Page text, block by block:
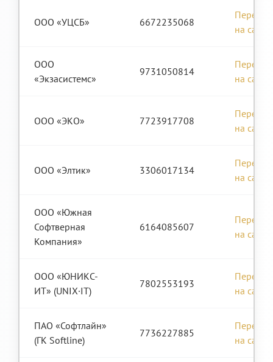
ООО «УЦСБ» 6672235068
Перейти
на сайт
ООО
«Экзасистемс»
9731050814
Перейти
на сайт
ООО «ЭКО» 7723917708
Перейти
на сайт
ООО «Элтик» 3306017134
Перейти
на сайт
ООО «Южная
Софтверная
Компания»
6164085607
Перейти
на сайт
ООО «ЮНИКС-
ИТ» (UNIX∙IT)
7802553193
Перейти
на сайт
ПАО «Софтлайн»
(ГК Softline)
7736227885
Перейти
на сайт